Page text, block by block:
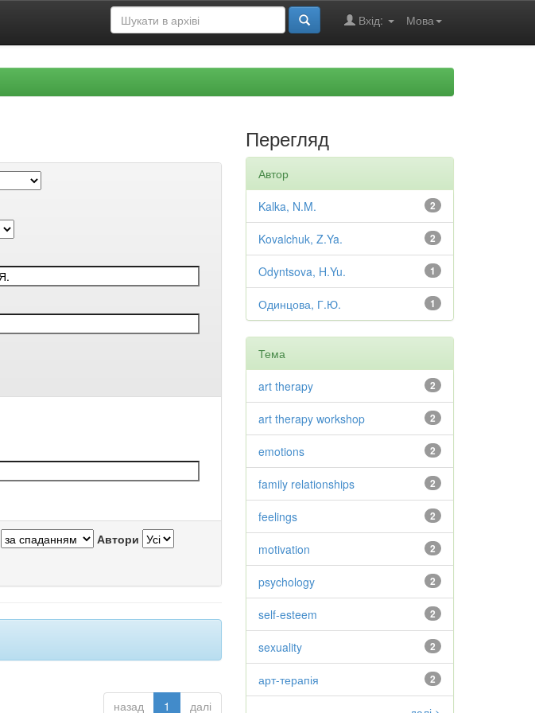
Мова
Вхід:
Автори
назад 1 далі
Перегляд
Автор
2
Kalka, N.M.
2
Kovalchuk, Z.Ya.
1
Odyntsova, H.Yu.
1
Одинцова, Г.Ю.
Тема
2
art therapy
2
art therapy workshop
2
emotions
2
family relationships
2
feelings
2
motivation
2
psychology
2
self-esteem
2
sexuality
2
арт-терапія